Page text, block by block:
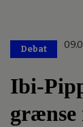
Debat
Ibi-
grænse